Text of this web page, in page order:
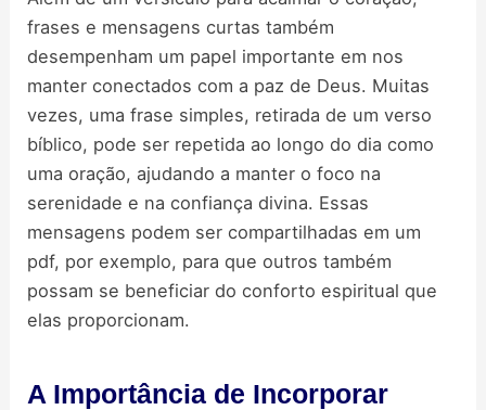
frases e mensagens curtas também
desempenham um papel importante em nos
manter conectados com a paz de Deus. Muitas
vezes, uma frase simples, retirada de um verso
bíblico, pode ser repetida ao longo do dia como
uma oração, ajudando a manter o foco na
serenidade e na confiança divina. Essas
mensagens podem ser compartilhadas em um
pdf, por exemplo, para que outros também
possam se beneficiar do conforto espiritual que
elas proporcionam.
A Importância de Incorporar